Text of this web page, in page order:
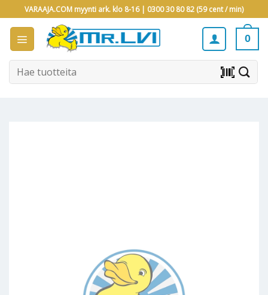
to
content
VARAAJA.COM myynti ark. klo 8-16 | 0300 30 80 82 (59 cent / min)
0
Etsi: barcode_scanner